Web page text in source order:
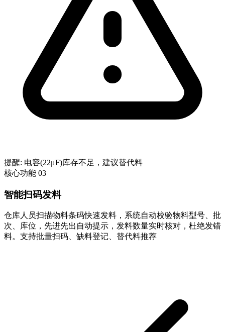
提醒: 电容(22μF)库存不足，建议替代料
核心功能 03
智能扫码发料
仓库人员扫描物料条码快速发料，系统自动校验物料型号、批
次、库位，先进先出自动提示，发料数量实时核对，杜绝发错
料。支持批量扫码、缺料登记、替代料推荐